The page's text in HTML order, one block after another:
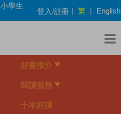
小學生
登入/註冊 | 繁 | English
好書推介
閱讀服務
十本好讀